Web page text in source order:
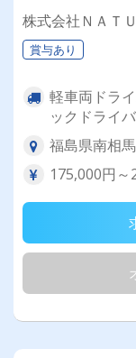
株式会社ＮＡＴ
賞与あり
軽車両ドラ
ックドライ
福島県南相
175,000円～